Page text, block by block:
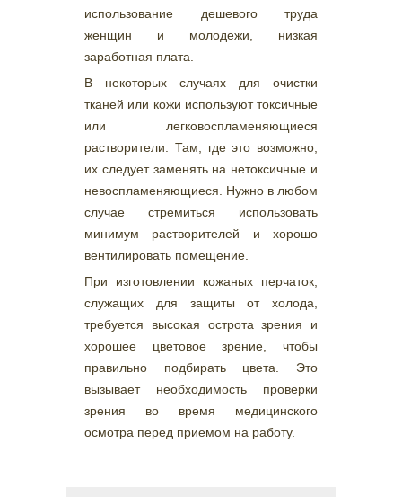
использование дешевого труда
женщин и молодежи, низкая
заработная плата.
В некоторых случаях для очистки
тканей или кожи используют токсичные
или легковоспламеняющиеся
растворители. Там, где это возможно,
их следует заменять на нетоксичные и
невоспламеняющиеся. Нужно в любом
случае стремиться использовать
минимум растворителей и хорошо
вентилировать помещение.
При изготовлении кожаных перчаток,
служащих для защиты от холода,
требуется высокая острота зрения и
хорошее цветовое зрение, чтобы
правильно подбирать цвета. Это
вызывает необходимость проверки
зрения во время медицинского
осмотра перед приемом на работу.